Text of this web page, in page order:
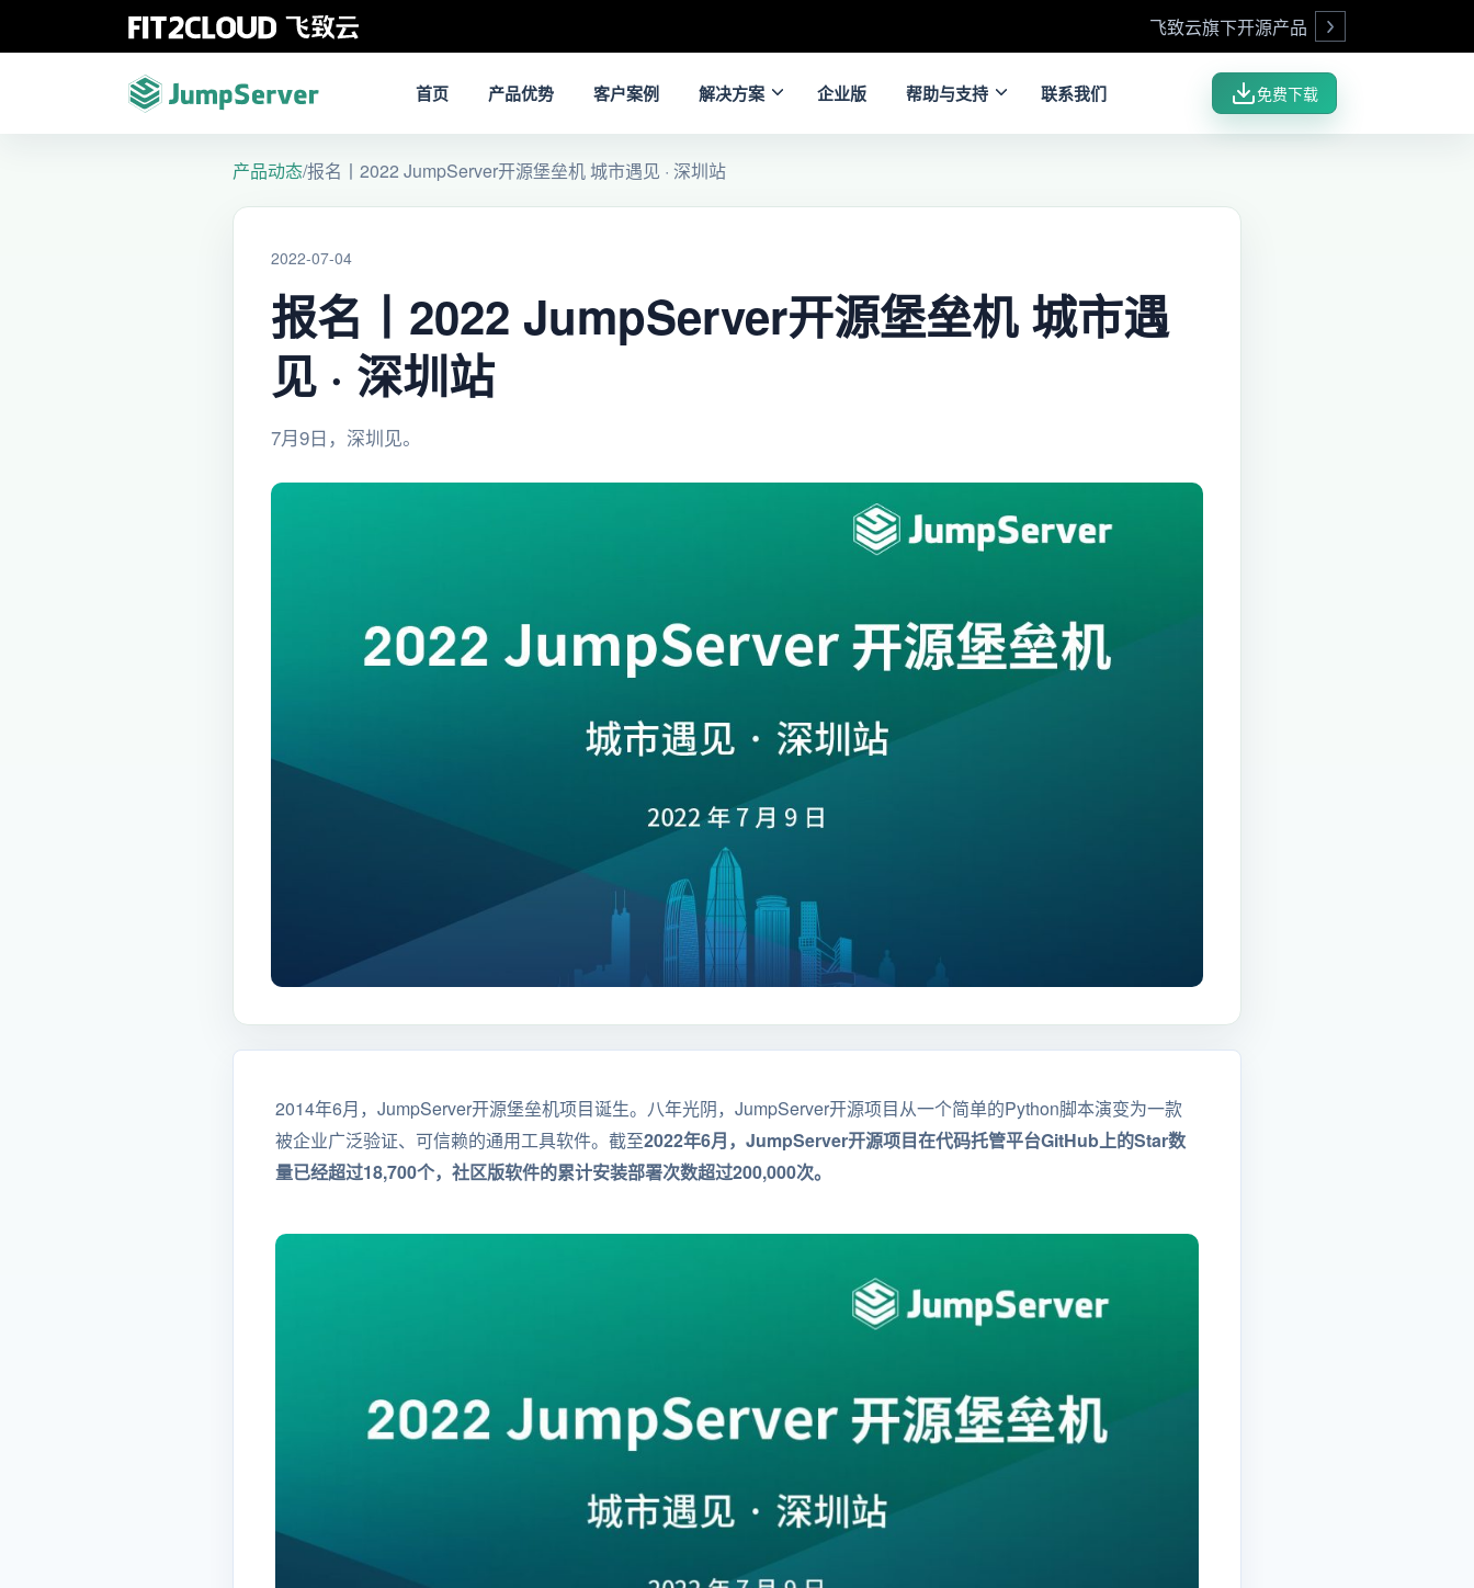
飞致云旗下开源产品 Open
首页 产品优势 客户案例 解决方案 企业版 帮助与支持 联系我们 免费下载
产品动态/报名丨2022 JumpServer开源堡垒机 城市遇见 · 深圳站
2022-07-04
报名丨2022 JumpServer开源堡垒机 城市遇
见 · 深圳站
7月9日，深圳见。
2014年6月，JumpServer开源堡垒机项目诞生。八年光阴，JumpServer开源项目从一个简单的Python脚本演变为一款
被企业广泛验证、可信赖的通用工具软件。截至2022年6月，JumpServer开源项目在代码托管平台GitHub上的Star数
量已经超过18,700个，社区版软件的累计安装部署次数超过200,000次。